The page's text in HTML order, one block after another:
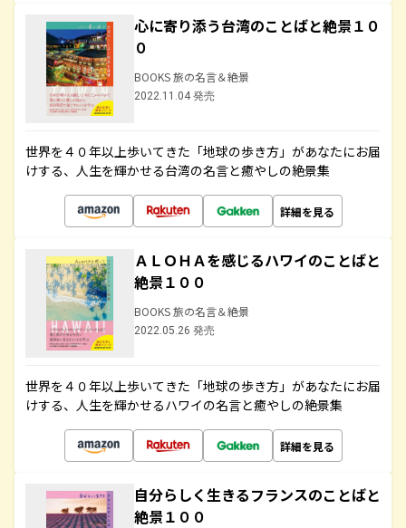
心に寄り添う台湾のことばと絶景１０
０
BOOKS 旅の名言＆絶景
2022.11.04 発売
世界を４０年以上歩いてきた「地球の歩き方」があなたにお届
けする、人生を輝かせる台湾の名言と癒やしの絶景集
詳細を見る
ＡＬＯＨＡを感じるハワイのことばと
絶景１００
BOOKS 旅の名言＆絶景
2022.05.26 発売
世界を４０年以上歩いてきた「地球の歩き方」があなたにお届
けする、人生を輝かせるハワイの名言と癒やしの絶景集
詳細を見る
自分らしく生きるフランスのことばと
絶景１００